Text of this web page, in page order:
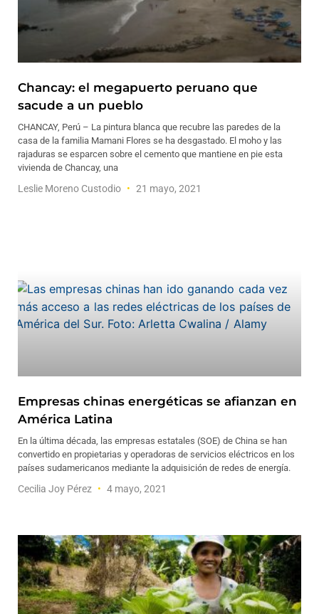
Chancay: el megapuerto peruano que
sacude a un pueblo
CHANCAY, Perú – La pintura blanca que recubre las paredes de la
casa de la familia Mamani Flores se ha desgastado. El moho y las
rajaduras se esparcen sobre el cemento que mantiene en pie esta
vivienda de Chancay, una
Leslie Moreno Custodio 21 mayo, 2021
Empresas chinas energéticas se afianzan en
América Latina
En la última década, las empresas estatales (SOE) de China se han
convertido en propietarias y operadoras de servicios eléctricos en los
países sudamericanos mediante la adquisición de redes de energía.
Cecilia Joy Pérez 4 mayo, 2021